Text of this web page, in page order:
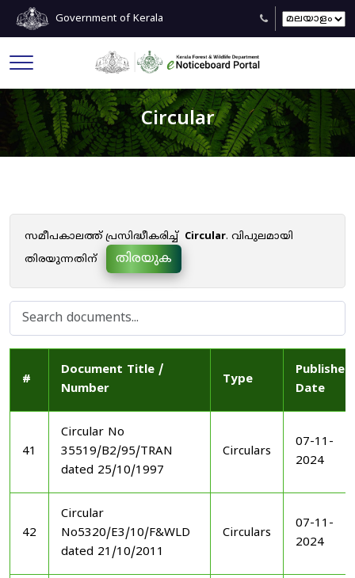
Government of Kerala
Circular
സമീപകാലത്ത് പ്രസിദ്ധീകരിച്ച് Circular. വിപുലമായി
തിരയുന്നതിന്
തിരയുക
#
Document Title /
Number
Type
Published
Date
41
Circular No
35519/B2/95/TRAN
dated 25/10/1997
Circulars
07-11-
2024
42
Circular
No5320/E3/10/F&WLD
dated 21/10/2011
Circulars
07-11-
2024